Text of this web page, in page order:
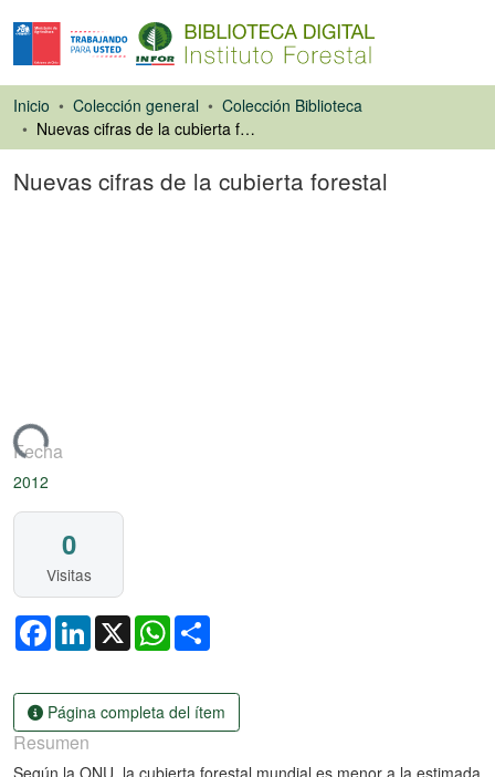
Inicio Colección general
Colección Biblioteca
Nuevas cifras de la cubierta forestal
Nuevas cifras de la cubierta forestal
Fecha
2012
0
Visitas
FacebookLinkedIn
X WhatsApp
Página completa del ítem
Resumen
Según la ONU, la cubierta forestal mundial es menor a la estimada